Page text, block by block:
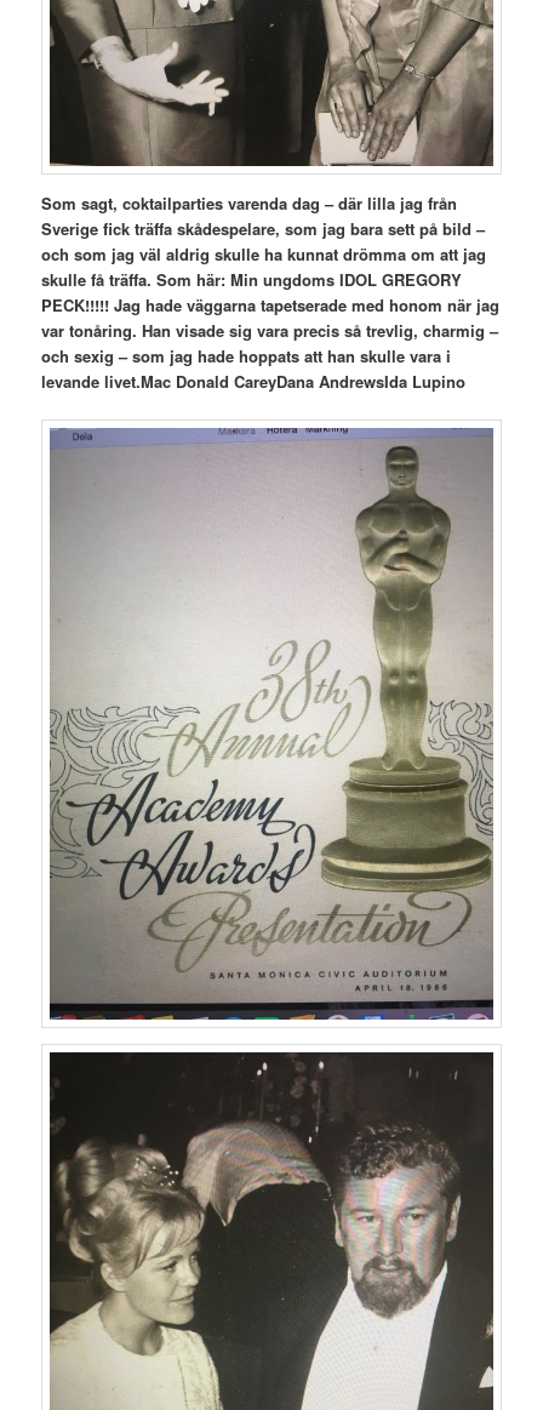
Som sagt, coktailparties varenda dag – där lilla jag från
Sverige fick träffa skådespelare, som jag bara sett på bild –
och som jag väl aldrig skulle ha kunnat drömma om att jag
skulle få träffa. Som här: Min ungdoms IDOL GREGORY
PECK!!!!! Jag hade väggarna tapetserade med honom när jag
var tonåring. Han visade sig vara precis så trevlig, charmig –
och sexig – som jag hade hoppats att han skulle vara i
levande livet.Mac Donald CareyDana AndrewsIda Lupino